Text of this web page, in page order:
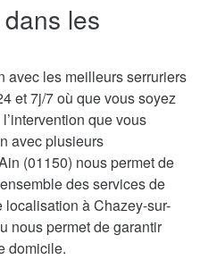
les
avec les meilleurs serruriers
et 7j/7 où que vous soyez
que vous
avec plusieurs
(01150) nous permet de
des services de
localisation à Chazey-sur-
nous permet de garantir
domicile.